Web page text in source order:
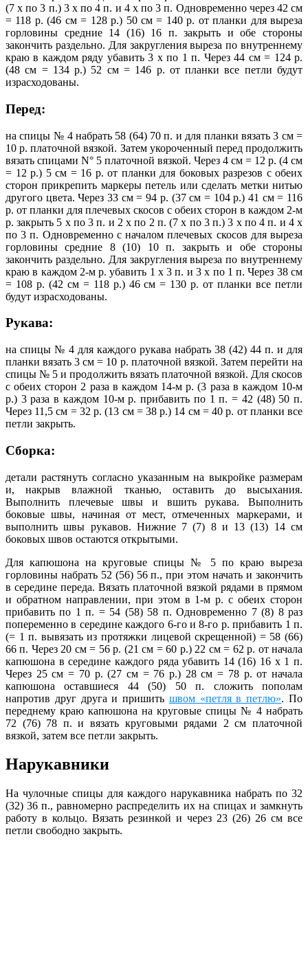
(7 х по 3 п.) 3 х по 4 п. и 4 х по 3 п. Одновременно через 42 см
= 118 р. (46 см = 128 р.) 50 см = 140 р. от планки для выреза
горловины средние 14 (16) 16 п. закрыть и обе стороны
закончить раздельно. Для закругления выреза по внутреннему
краю в каждом ряду убавить 3 х по 1 п. Через 44 см = 124 р.
(48 см = 134 р.) 52 см = 146 р. от планки все петли будут
израсходованы.
Перед:
на спицы № 4 набрать 58 (64) 70 п. и для планки вязать 3 см =
10 р. платочной вязкой. Затем укороченный перед продолжить
вязать спицами N° 5 платочной вязкой. Через 4 см = 12 р. (4 см
= 12 р.) 5 см = 16 р. от планки для боковых разрезов с обеих
сторон прикрепить маркеры петель или сделать метки нитью
другого цвета. Через 33 см = 94 р. (37 см = 104 р.) 41 см = 116
р. от планки для плечевых скосов с обеих сторон в каждом 2-м
р. закрыть 5 х по 3 п. и 2 х по 2 п. (7 х по 3 п.) 3 х по 4 п. и 4 х
по 3 п. Одновременно с началом плечевых скосов для выреза
горловины средние 8 (10) 10 п. закрыть и обе стороны
закончить раздельно. Для закругления выреза по внутреннему
краю в каждом 2-м р. убавить 1 х 3 п. и 3 х по 1 п. Через 38 см
= 108 р. (42 см = 118 р.) 46 см = 130 р. от планки все петли
будут израсходованы.
Рукава:
на спицы № 4 для каждого рукава набрать 38 (42) 44 п. и для
планки вязать 3 см = 10 р. платочной вязкой. Затем перейти на
спицы № 5 и продолжить вязать платочной вязкой. Для скосов
с обеих сторон 2 раза в каждом 14-м р. (3 раза в каждом 10-м
р.) 3 раза в каждом 10-м р. прибавить по 1 п. = 42 (48) 50 п.
Через 11,5 см = 32 р. (13 см = 38 р.) 14 см = 40 р. от планки все
петли закрыть.
Сборка:
детали растянуть согласно указанным на выкройке размерам
и, накрыв влажной тканью, оставить до высыхания.
Выполнить плечевые швы и вшить рукава. Выполнить
боковые швы, начиная от мест, отмеченных маркерами, и
выполнить швы рукавов. Нижние 7 (7) 8 и 13 (13) 14 см
боковых швов остаются открытыми.
Для капюшона на круговые спицы № 5 по краю выреза
горловины набрать 52 (56) 56 п., при этом начать и закончить
в середине переда. Вязать платочной вязкой рядами в прямом
и обратном направлении, при этом в 1-м р. с обеих сторон
прибавить по 1 п. = 54 (58) 58 п. Одновременно 7 (8) 8 раз
попеременно в середине каждого 6-го и 8-го р. прибавить 1 п.
(= 1 п. вывязать из протяжки лицевой скрещенной) = 58 (66)
66 п. Через 20 см = 56 р. (21 см = 60 р.) 22 см = 62 р. от начала
капюшона в середине каждого ряда убавить 14 (16) 16 х 1 п.
Через 25 см = 70 р. (27 см = 76 р.) 28 см = 78 р. от начала
капюшона оставшиеся 44 (50) 50 п. сложить пополам
напротив друг друга и пришить швом «петля в петлю». По
переднему краю капюшона на круговые спицы № 4 набрать
72 (76) 78 п. и вязать круговыми рядами 2 см платочной
вязкой, затем все петли закрыть.
Нарукавники
На чулочные спицы для каждого нарукавника набрать по 32
(32) 36 п., равномерно распределить их на спицах и замкнуть
работу в кольцо. Вязать резинкой и через 23 (26) 26 см все
петли свободно закрыть.